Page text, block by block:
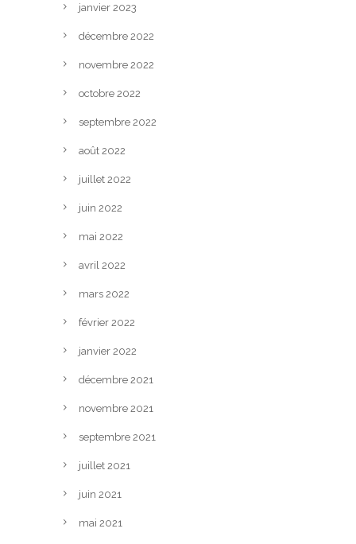
janvier 2023
décembre 2022
novembre 2022
octobre 2022
septembre 2022
août 2022
juillet 2022
juin 2022
mai 2022
avril 2022
mars 2022
février 2022
janvier 2022
décembre 2021
novembre 2021
septembre 2021
juillet 2021
juin 2021
mai 2021